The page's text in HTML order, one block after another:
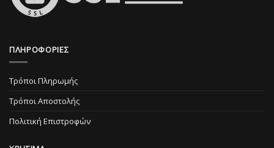
ΠΛΗΡΟΦΟΡΙΕΣ
Τρόποι Πληρωμής
Τρόποι Αποστολής
Πολιτική Επιστροφών